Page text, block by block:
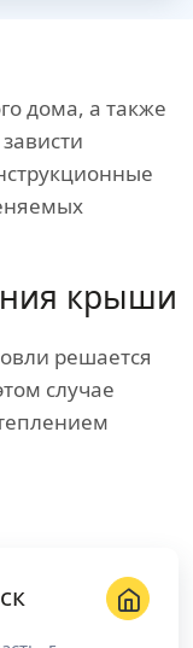
дома, а также
крыши
решается
случае